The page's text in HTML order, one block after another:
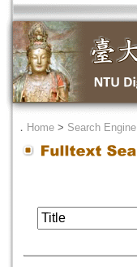
． Home > Search Engine